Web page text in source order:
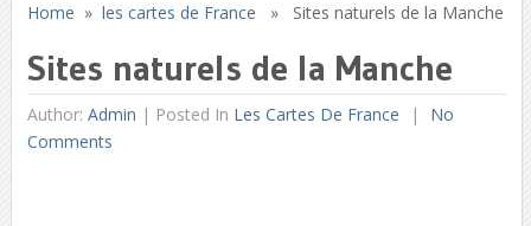
Home » les cartes de France » Sites naturels de la Manche
Sites naturels de la Manche
Author: Admin | Posted In Les Cartes De France
No
Comments